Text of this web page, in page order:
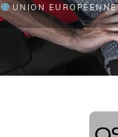
UNION EUROPÉENNE